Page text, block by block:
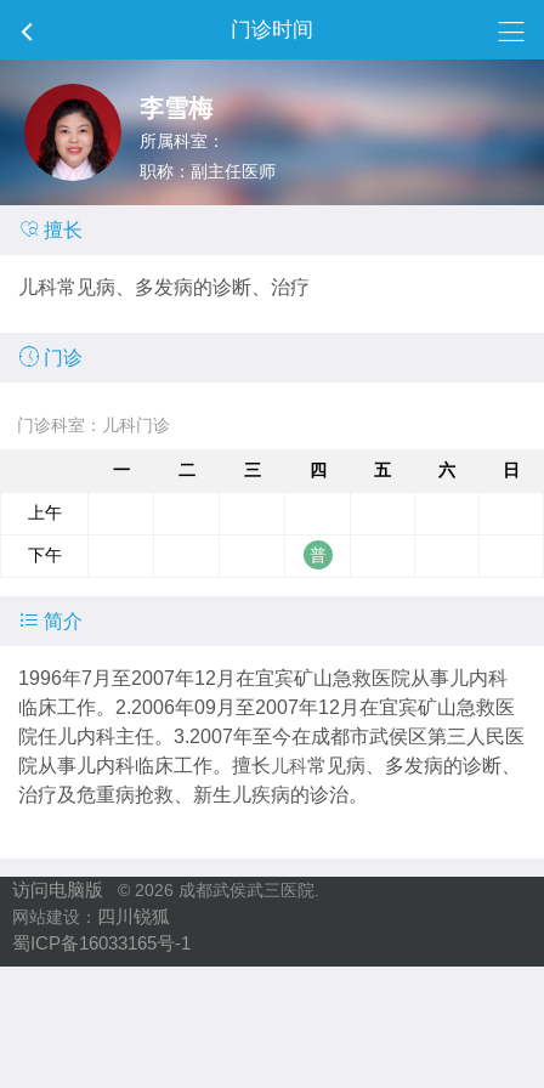
门诊时间
李雪梅
所属科室：
职称：副主任医师
 擅长
儿科常见病、多发病的诊断、治疗
 门诊
门诊科室：儿科门诊
一 二 三 四 五 六 日
上午
下午
 简介
1996年7月至2007年12月在宜宾矿山急救医院从事儿内科
临床工作。2.2006年09月至2007年12月在宜宾矿山急救医
院任儿内科主任。3.2007年至今在成都市武侯区第三人民医
院从事儿内科临床工作。擅长 儿科常见病、多发病的诊断、
治疗及危重病抢救、新生儿疾病的诊治。
访问电脑版
© 2026 成都武侯武三医院.
网站建设： 四川锐狐
蜀ICP备16033165号-1